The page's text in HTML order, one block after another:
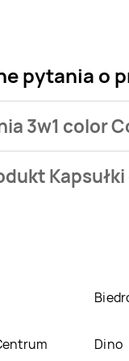
pytania o
3w1 color
jest z sieciAldi.
Dino